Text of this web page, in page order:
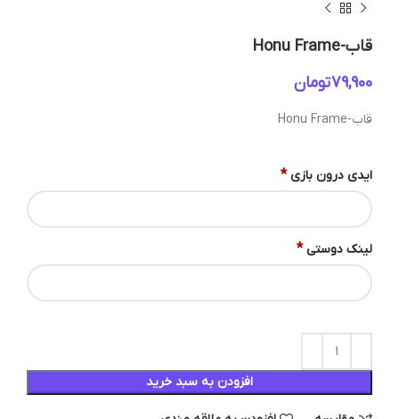
قاب-Honu Frame
تومان
قاب-Honu Frame
ایدی درون بازی *
لینک دوستی *
افزودن به سبد خرید